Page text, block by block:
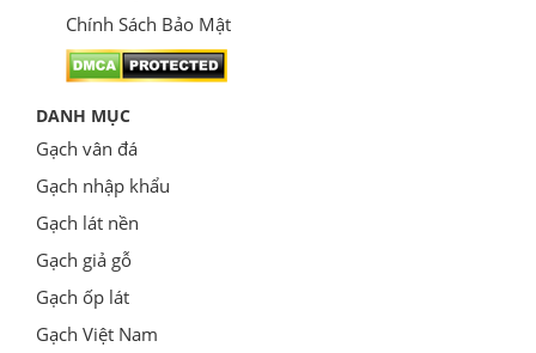
Chính Sách Bảo Mật
DANH MỤC
Gạch vân đá
Gạch nhập khẩu
Gạch lát nền
Gạch giả gỗ
Gạch ốp lát
Gạch Việt Nam